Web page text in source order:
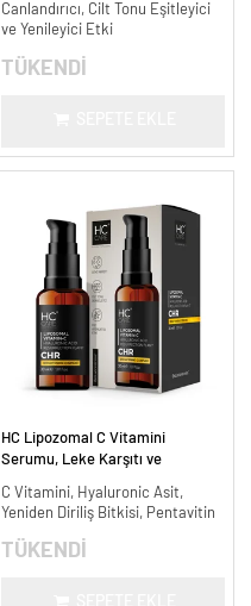
Canlandırıcı, Cilt Tonu Eşitleyici
ve Yenileyici Etki
TÜKENDİ
HC Lipozomal C Vitamini
Serumu, Leke Karşıtı ve
C Vitamini, Hyaluronic Asit,
Yeniden Diriliş Bitkisi, Pentavitin
TÜKENDİ